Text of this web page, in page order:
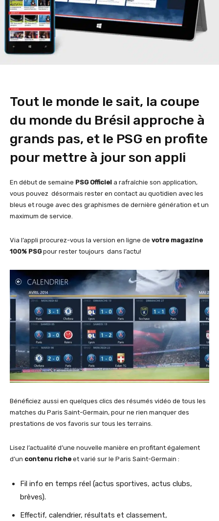
Tout le monde le sait, la coupe
du monde du Brésil approche à
grands pas, et le PSG en profite
pour mettre à jour son appli
En début de semaine PSG Officiel a rafraîchie son application,
vous pouvez désormais rester en contact au quotidien avec les
bleus et rouge avec des graphismes de dernière génération et un
maximum de service.
Via l’appli procurez-vous la version en ligne de votre magazine
100% PSGpour rester toujours dans l’actu!
Bénéficiez aussi en quelques clics des résumés vidéo de tous les
matches du Paris Saint-Germain, pour ne rien manquer des
prestations de vos favoris sur tous les terrains.
Lisez l’actualité d’une nouvelle manière en profitant également
d’un contenu riche et varié sur le Paris Saint-Germain :
Fil info en temps réel (actus sportives, actus clubs,
brèves).
Effectif, calendrier, résultats et classement,